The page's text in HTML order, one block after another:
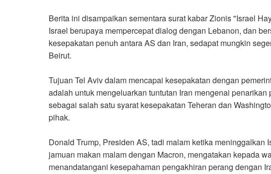
Berita ini disampaikan sementara surat kabar Zionis "Israel
Israel berupaya mempercepat dialog dengan Lebanon, dan
kesepakatan penuh antara AS dan Iran, sedapat mungkin
Beirut.
Tujuan Tel Aviv dalam mencapai kesepakatan dengan
adalah untuk mengeluarkan tuntutan Iran mengenai
sebagai salah satu syarat kesepakatan Teheran dan
pihak.
Donald Trump, Presiden AS, tadi malam ketika meninggalkan
jamuan makan malam dengan Macron, mengatakan kepada
menandatangani kesepahaman pengakhiran perang dengan